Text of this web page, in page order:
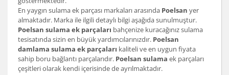
En yaygın sulama ek parçası markaları arasında Poelsan yer
almaktadır. Marka ile ilgili detaylı bilgi aşağıda sunulmuştur.
Poelsan sulama ek parçaları bahçenize kuracağınız sulama
tesisatında sizin en büyük yardımcılarınızdır. Poelsan
damlama sulama ek parçaları kaliteli ve en uygun fiyata
sahip boru bağlantı parçalarıdır. Poelsan sulama ek parçaları
çeşitleri olarak kendi içerisinde de ayrılmaktadır.